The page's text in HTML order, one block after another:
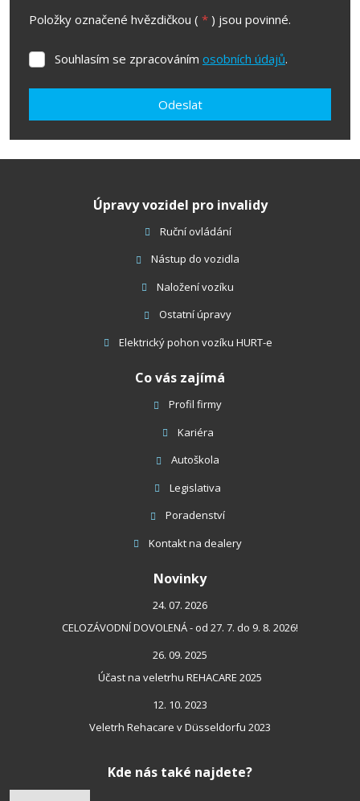
Položky označené hvězdičkou ( * ) jsou povinné.
Souhlasím
zpracováním
Souhlasím se zpracováním osobních údajů.
Odeslat
se
odeslat.Úpravy vozidel pro invalidy
Ruční ovládání
Nástup do vozidla
Naložení vozíku
Ostatní úpravy
Elektrický pohon vozíku HURT-e
Co vás zajímá
Profil firmy
Kariéra
Autoškola
Legislativa
Poradenství
Kontaktna dealery
Novinky
24. 07. 2026
CELOZÁVODNÍ DOVOLENÁ - od 27. 7. do 9. 8. 2026!
26. 09. 2025
Účast na veletrhu REHACARE 2025
12. 10. 2023
Veletrh Rehacare v Düsseldorfu 2023
Kde nás také najdete?